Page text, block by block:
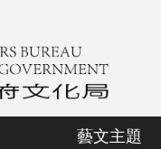
藝文主題